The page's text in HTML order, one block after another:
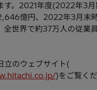
す。2021年度(2022年3
億円、2022年3月末
世界で約37万人の従業
立のウェブサイト(
)をご覧くだ